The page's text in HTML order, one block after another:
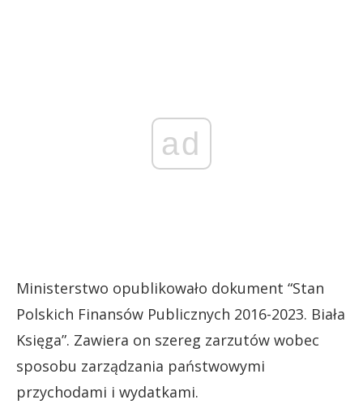
ad
Ministerstwo opublikowało dokument “Stan
Polskich Finansów Publicznych 2016-2023. Biała
Księga”. Zawiera on szereg zarzutów wobec
sposobu zarządzania państwowymi
przychodami i wydatkami.